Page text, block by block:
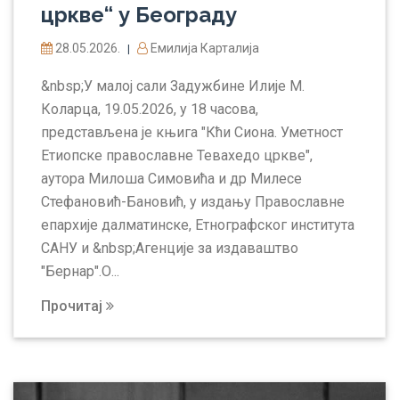
цркве“ у Београду
28.05.2026. | Емилија Карталија
&nbsp;У малој сали Задужбине Илије М.
Коларца, 19.05.2026, у 18 часова,
представљена је књига "Кћи Сиона. Уметност
Етиопске православне Тевахедо цркве",
аутора Милоша Симовића и др Милесе
Стефановић-Бановић, у издању Православне
епархије далматинске, Етнографског института
САНУ и &nbsp;Агенције за издаваштво
"Бернар".О...
Прочитај